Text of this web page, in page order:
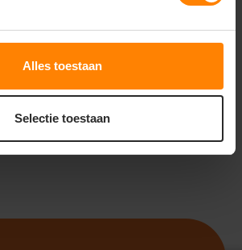
Alles toestaan
Selectie toestaan
48u)
Gratis digitale proefdruk
Bedrukking in eigen huis
1316